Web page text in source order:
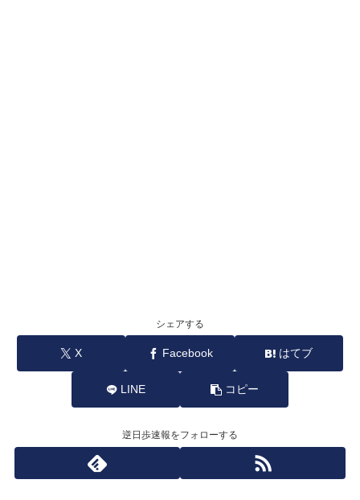
シェアする
X Facebook はてブ
LINE コピー
逆日歩速報をフォローする